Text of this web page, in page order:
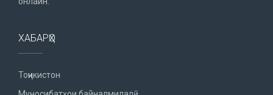
ХАБАРҲО
Тоҷикистон